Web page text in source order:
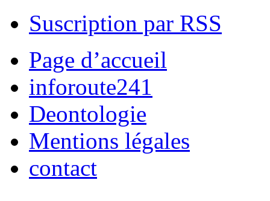
Suscription par RSS
Page d’accueil
inforoute241
Deontologie
Mentions légales
contact